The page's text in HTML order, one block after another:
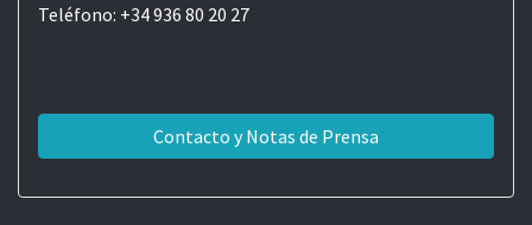
Teléfono: +34 936 80 20 27
Contacto y Notas de Prensa